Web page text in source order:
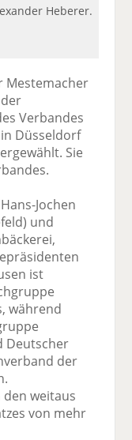
Heberer.
Mestemacher
Verbandes
Düsseldorf
Sie
Jochen
und
ist
während
Deutscher
der
weitaus
von mehr